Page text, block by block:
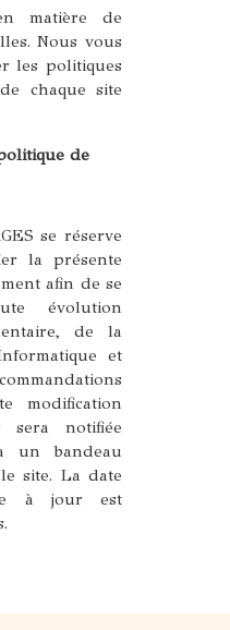
matière de
Nous vous
les politiques
chaque site
de
se réserve
la présente
afin de se
évolution
de la
et
modification
sera notifiée
un bandeau
site. La date
à jour est